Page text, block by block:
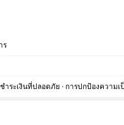
ร
ำระเงินที่ปลอดภัย · การปกป้องความ